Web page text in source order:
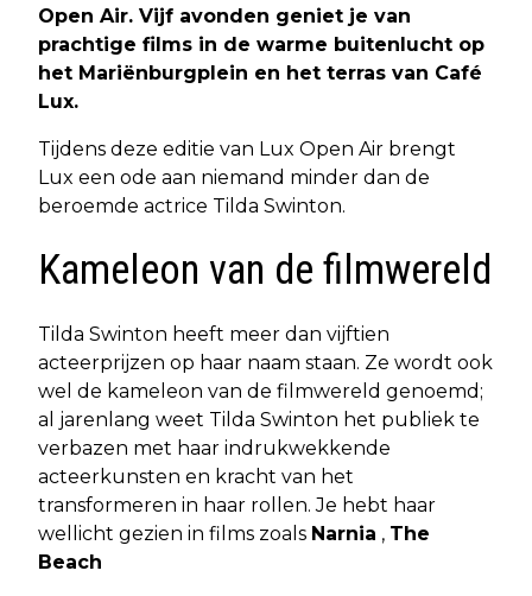
Open Air. Vijf avonden geniet je van
prachtige films in de warme buitenlucht op
het Mariënburgplein en het terras van Café
Lux.
Tijdens deze editie van Lux Open Air brengt
Lux een ode aan niemand minder dan de
beroemde actrice Tilda Swinton.
Kameleon van de filmwereld
Tilda Swinton heeft meer dan vijftien
acteerprijzen op haar naam staan. Ze wordt ook
wel de kameleon van de filmwereld genoemd;
al jarenlang weet Tilda Swinton het publiek te
verbazen met haar indrukwekkende
acteerkunsten en kracht van het
transformeren in haar rollen. Je hebt haar
wellicht gezien in films zoals Narnia , The
Beach